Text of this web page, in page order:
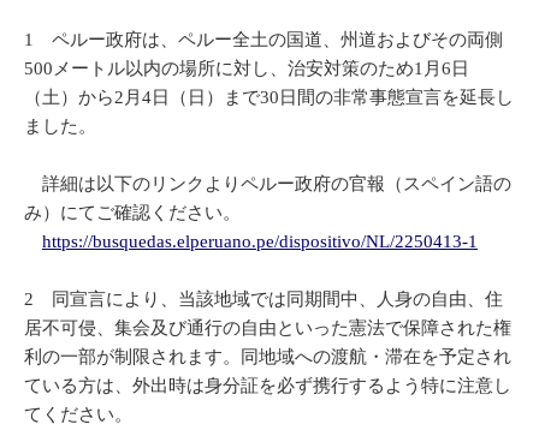
1 ペルー政府は、ペルー全土の国道、州道およびその両側
500メートル以内の場所に対し、治安対策のため1月6日
（土）から2月4日（日）まで30日間の非常事態宣言を延長し
ました。
詳細は以下のリンクよりペルー政府の官報（スペイン語の
み）にてご確認ください。
https://busquedas.elperuano.pe/dispositivo/NL/2250413-1
2 同宣言により、当該地域では同期間中、人身の自由、住
居不可侵、集会及び通行の自由といった憲法で保障された権
利の一部が制限されます。同地域への渡航・滞在を予定され
ている方は、外出時は身分証を必ず携行するよう特に注意し
てください。